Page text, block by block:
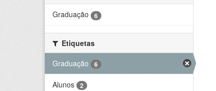
Graduação
6
Etiquetas
Graduação
6
Alunos 2